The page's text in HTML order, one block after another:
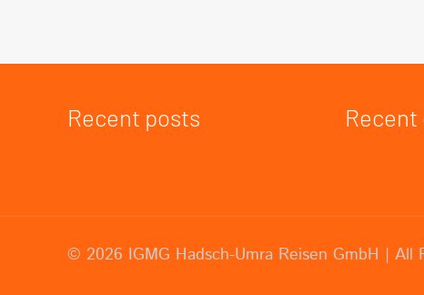
Recent posts
© 2026 IGMG Hadsch-Umra Reisen GmbH | All